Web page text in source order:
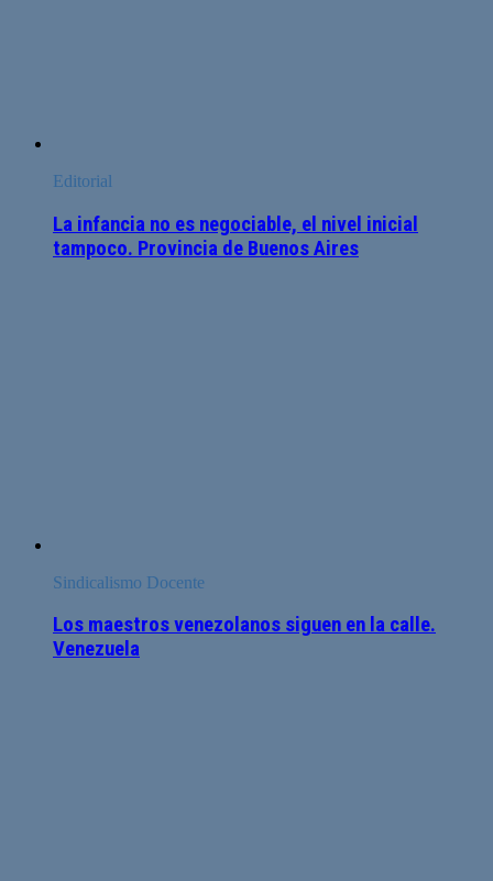
Editorial
La infancia no es negociable, el nivel inicial
tampoco. Provincia de Buenos Aires
Sindicalismo Docente
Los maestros venezolanos siguen en la calle.
Venezuela